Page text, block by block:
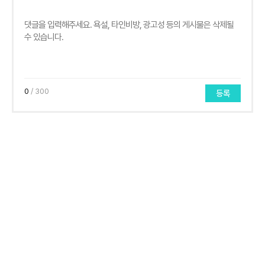
0 / 300 등록